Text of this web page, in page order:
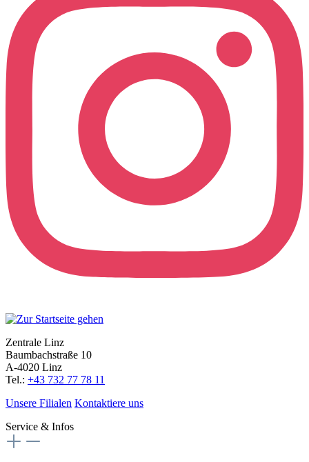
Zentrale Linz
Baumbachstraße 10
A-4020 Linz
Tel.: +43 732 77 78 11
Unsere Filialen Kontaktiere uns
Service & Infos